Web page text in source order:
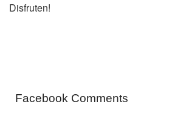
Disfruten!
Facebook Comments